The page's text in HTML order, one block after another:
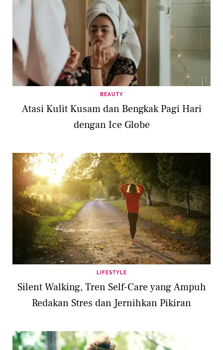
BEAUTY
Atasi Kulit Kusam dan Bengkak Pagi Hari
dengan Ice Globe
LIFESTYLE
Silent Walking, Tren Self-Care yang Ampuh
Redakan Stres dan Jernihkan Pikiran